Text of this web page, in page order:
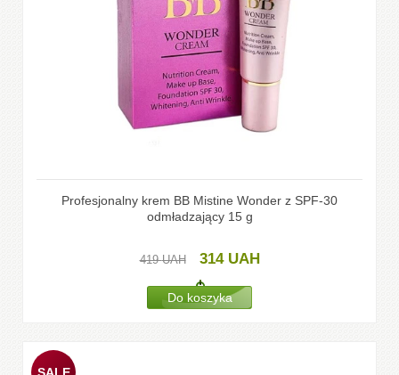
Profesjonalny krem BB Mistine Wonder z SPF-30
odmładzający 15 g
419UAH 314 UAH